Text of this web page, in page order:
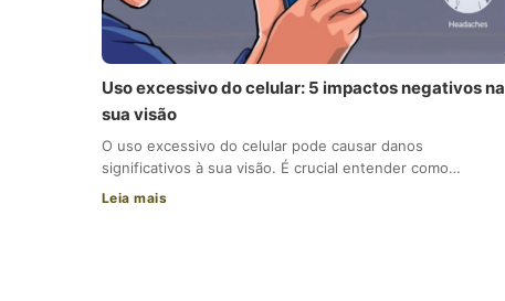
Uso excessivo do celular: 5 impactos negativos na
sua visão
O uso excessivo do celular pode causar danos
significativos à sua visão. É crucial entender como…
Leia mais